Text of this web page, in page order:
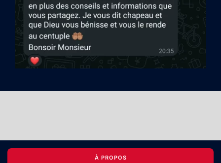
À PROPOS